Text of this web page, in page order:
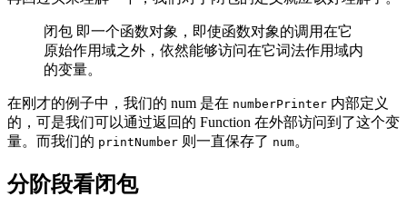
闭包 即一个函数对象，即使函数对象的调用在它
原始作用域之外，依然能够访问在它词法作用域内
的变量。
在刚才的例子中，我们的 num 是在 numberPrinter 内部定义
的，可是我们可以通过返回的 Function 在外部访问到了这个变
量。而我们的 printNumber 则一直保存了 num。
分阶段看闭包